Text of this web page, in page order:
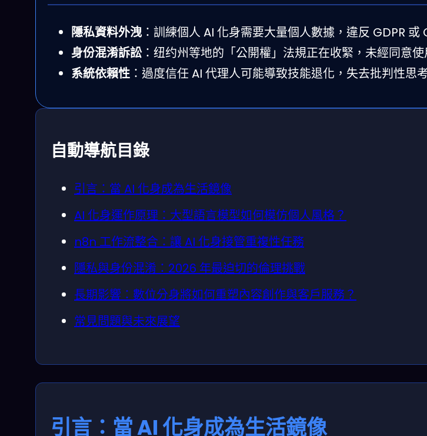
隱私資料外洩：訓練個人 AI 化身需要大量個人數據，違反 GDPR 或
身份混淆訴訟：纽约州等地的「公開權」法規正在收緊，未經同意
系統依賴性 ：過度信任 AI 代理人可能導致技能退化，失去批判性思
自動導航目錄
引言：當 AI 化身成為生活鏡像
AI 化身運作原理：大型語言模型如何模仿個人風格？
n8n 工作流整合：讓 AI 化身接管重複性任務
隱私與身份混淆：2026 年最迫切的倫理挑戰
長期影響：數位分身將如何重塑內容創作與客戶服務？
常見問題與未來展望
引言：當 AI 化身成為生活鏡像